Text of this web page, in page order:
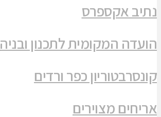
נתיב אקספרס
הועדה המקומית לתכנון ובניה
קונסרבטוריון כפר ורדים
אריחים מצוירים